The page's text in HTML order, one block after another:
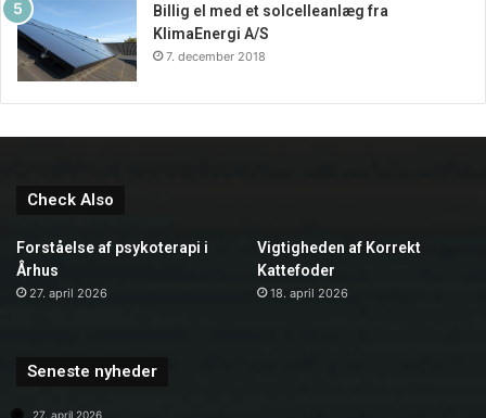
Billig el med et solcelleanlæg fra
KlimaEnergi A/S
7. december 2018
Check Also
Forståelse af psykoterapi i
Århus
27. april 2026
Vigtigheden af Korrekt
Kattefoder
18. april 2026
Seneste nyheder
27. april 2026